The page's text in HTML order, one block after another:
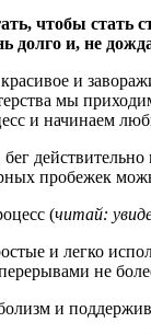
чтобы стать
долго и, не
и
мы
и начинаем
пробежек
(читай:
и легко
не
и